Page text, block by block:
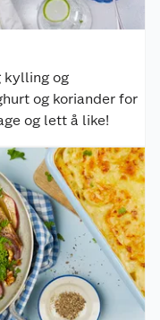
kylling og
og koriander for
og lett å like!